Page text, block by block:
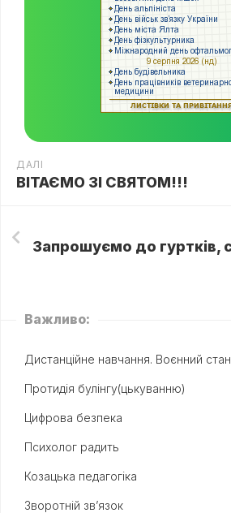
ДАЛІ
ВІТАЄМО ЗІ СВЯТОМ!!!
Важливо:
Дистанційне навчання. Воєнний стан
Протидія булінгу(цькуванню)
Цифрова безпека
Психолог радить
Козацька педагогіка
Зворотній зв’язок